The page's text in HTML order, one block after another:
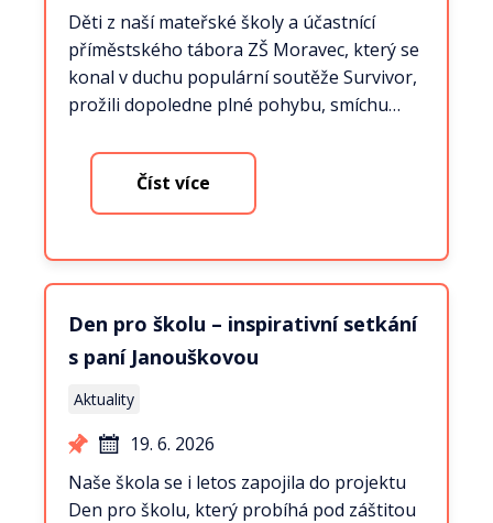
Děti z naší mateřské školy a účastnící
příměstského tábora ZŠ Moravec, který se
konal v duchu populární soutěže Survivor,
prožili dopoledne plné pohybu, smíchu…
Číst více
Den pro školu – inspirativní setkání
s paní Janouškovou
Aktuality
19. 6. 2026
Naše škola se i letos zapojila do projektu
Den pro školu, který probíhá pod záštitou